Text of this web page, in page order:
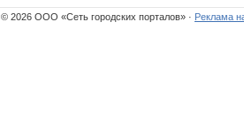
© 2026 ООО «Сеть городских порталов» · Реклама